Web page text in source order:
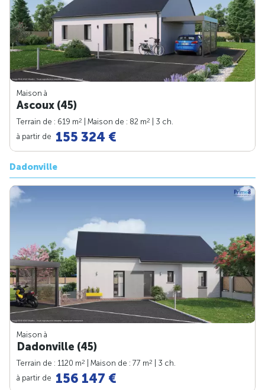
Maison à
Ascoux (45)
Terrain de : 619 m2 | Maison de : 82 m2
| 3 ch.
à partir de 155 324 €
Dadonville
Maison à
Dadonville (45)
Terrain de : 1120 m2 | Maison de : 77 m2
| 3 ch.
à partir de 156 147 €